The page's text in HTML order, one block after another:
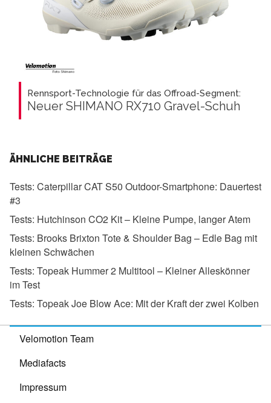
Rennsport-Technologie für das Offroad-Segment:
Neuer SHIMANO RX710 Gravel-Schuh
ÄHNLICHE BEITRÄGE
Tests: Caterpillar CAT S50 Outdoor-Smartphone: Dauertest
#3
Tests: Hutchinson CO2 Kit – Kleine Pumpe, langer Atem
Tests: Brooks Brixton Tote & Shoulder Bag – Edle Bag mit
kleinen Schwächen
Tests: Topeak Hummer 2 Multitool – Kleiner Alleskönner
im Test
Tests: Topeak Joe Blow Ace: Mit der Kraft der zwei Kolben
Velomotion Team
Mediafacts
Impressum